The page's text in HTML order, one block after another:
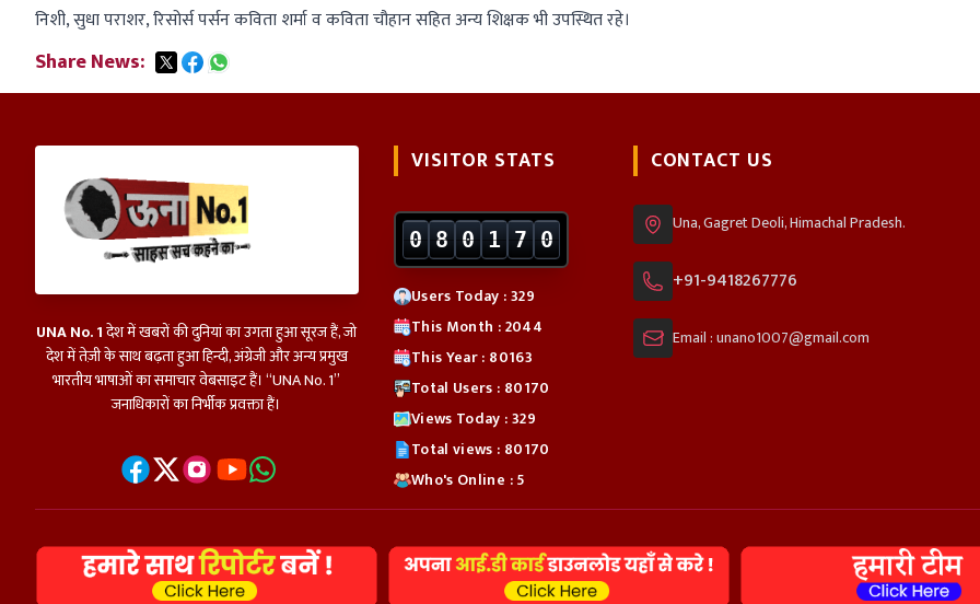
निशी, सुधा पराशर, रिसोर्स पर्सन कविता शर्मा व कविता चौहान सहित अन्य शिक्षक भी उपस्थित रहे।
Share News:
UNA No. 1देश में खबरों की दुनियां का उगता हुआ सूरज हैं, जो
देश में तेज़ी के साथ बढ़ता हुआ हिन्दी, अंग्रेजी और अन्य प्रमुख
भारतीय भाषाओं का समाचार वेबसाइट हैं। “UNA No. 1”
जनाधिकारों का निर्भीक प्रवक्ता हैं।
VISITOR STATS
0 8 0 1 7 0
Users Today : 329
This Month : 2044
This Year : 80163
Total Users : 80170
Views Today : 329
Total views : 80170
Who's Online : 5
CONTACT US
Una, Gagret Deoli, Himachal Pradesh.
+91-9418267776
Email : unano1007@gmail.com